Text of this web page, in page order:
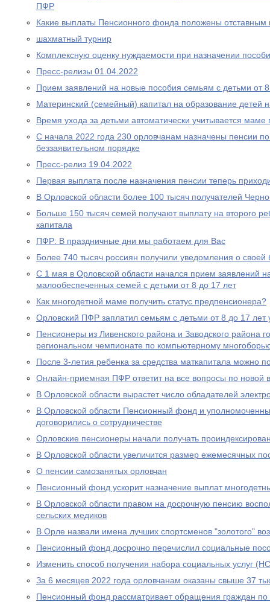
ПФР
Какие выплаты Пенсионного фонда положены
шахматный турнир
Комплексную оценку нуждаемости при назначении
Пресс-релизы 01.04.2022
Прием заявлений на новые пособия семьям с детьми от
Материнский (семейный) капитал на образование детей
Время ухода за детьми автоматически учитывается
С начала 2022 года 230 орловчанам назначены пенсии
беззаявительном порядке
Пресс-релиз 19.04.2022
Первая выплата после назначения пенсии теперь
В Орловской области более 100 тысяч получателей
Больше 150 тысяч семей получают выплату на второго
капитала
ПФР: В праздничные дни мы работаем для Вас
Более 740 тысяч россиян получили уведомления о
С 1 мая в Орловской области начался прием заявлений
малообеспеченных семей с детьми от 8 до 17 лет
Как многодетной маме получить статус предпенсионера?
Орловский ПФР заплатил семьям с детьми от 8 до 17
Пенсионеры из Ливенского района и Заводского района
региональном чемпионате по компьютерному
После 3-летия ребенка за средства маткапитала можно
Онлайн-приемная ПФР ответит на все вопросы по новой
В Орловской области вырастет число обладателей
В Орловской области Пенсионный фонд и
договорились о сотрудничестве
Орловские пенсионеры начали получать
В Орловской области увеличится размер ежемесячных
О пенсии самозанятых орловчан
Пенсионный фонд ускорит назначение выплат
В Орловской области правом на досрочную пенсию
сельских медиков
В Орле назвали имена лучших спортсменов "золотого"
Пенсионный фонд досрочно перечислил социальные
Изменить способ получения набора социальных услуг
За 6 месяцев 2022 года орловчанам оказаны свыше 37
Пенсионный фонд рассматривает обращения граждан по